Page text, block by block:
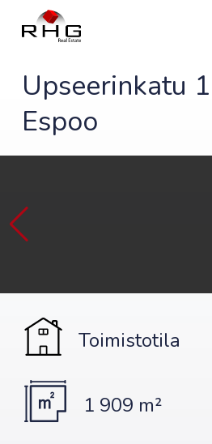
Upseerinkatu
Espoo
Toimistotila
1 909 m²